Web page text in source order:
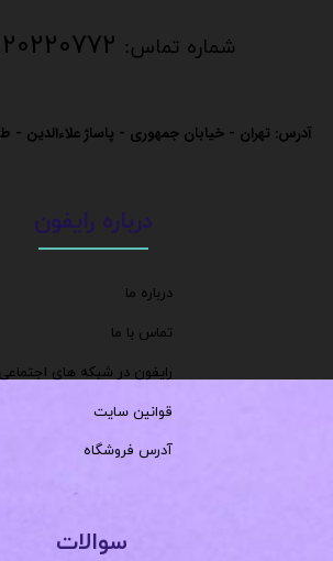
شماره تماس:
آدرس: تهران - خیابان جمهوری - پاساژ علاءالدین -
سوالات
درباره رایفون
درباره ما
تماس با ما
رایفون در شبکه های اجتماعی
قوانین سایت
آدرس فروشگاه